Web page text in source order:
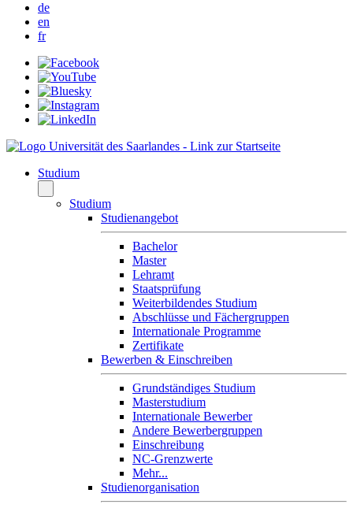
de
en
fr
Studium
Studium
Studienangebot
Bachelor
Master
Lehramt
Staatsprüfung
Weiterbildendes Studium
Abschlüsse und Fächergruppen
Internationale Programme
Zertifikate
Bewerben & Einschreiben
Grundständiges Studium
Masterstudium
Internationale Bewerber
Andere Bewerbergruppen
Einschreibung
NC-Grenzwerte
Mehr...
Studienorganisation